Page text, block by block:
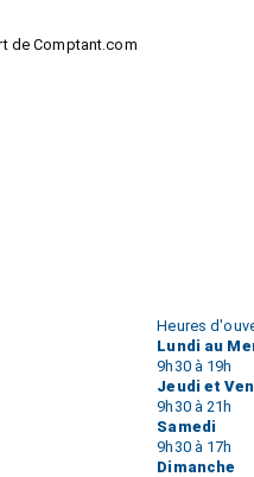
de Comptant.com
Heures
Lundi au
9h30 à 19h
Jeudi et
9h30 à 21h
Samedi
9h30 à 17h
Dimanche